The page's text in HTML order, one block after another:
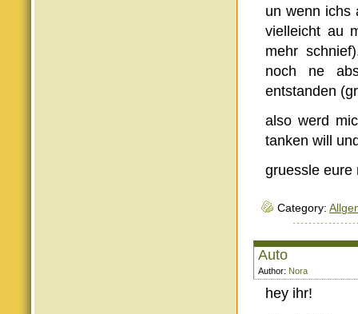
un wenn ichs
vielleicht au
mehr
noch ne
entstanden
also werd
tanken will
gruessle eure
Category:
Auto
Author: Nora
hey ihr!